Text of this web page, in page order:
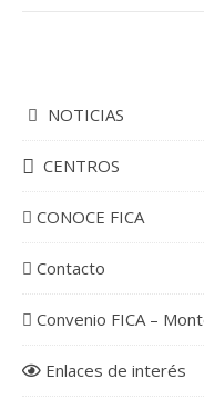
NOTICIAS
CENTROS
CONOCE FICA
Contacto
Convenio FICA –
Enlaces de interés